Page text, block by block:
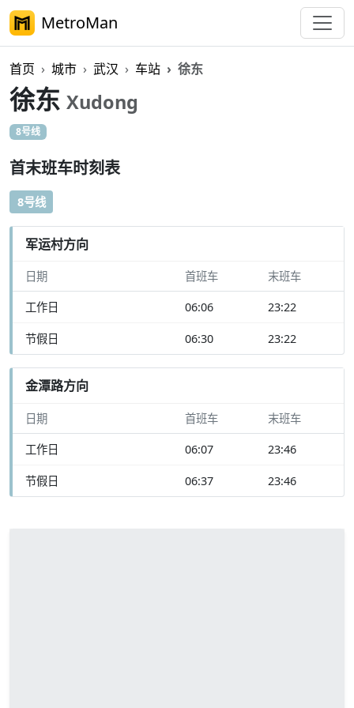
MetroMan
首页 城市 武汉 车站 徐东
徐东 Xudong
8号线
首末班车时刻表
8号线
军运村方向
日期 首班车 末班车
工作日 06:06 23:22
节假日 06:30 23:22
金潭路方向
日期 首班车 末班车
工作日 06:07 23:46
节假日 06:37 23:46